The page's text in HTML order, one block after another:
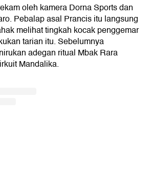
oleh kamera Dorna Sports dan
Pebalap asal Prancis itu langsung
melihat tingkah kocak penggemar
tarian itu. Sebelumnya
adegan ritual Mbak Rara
Mandalika.